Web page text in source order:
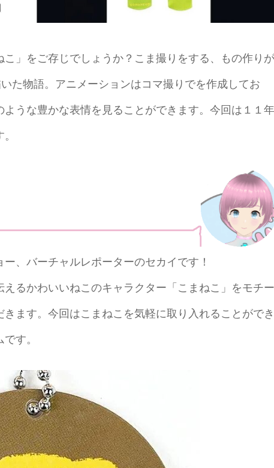
」をご存じでしょうか？こま撮りをする、もの作りが
た物語。アニメーションはコマ撮りでを作成してお
うな豊かな表情を見ることができます。今回は１１年
、バーチャルレポーターのセカイです！
るかわいいねこのキャラクター「こまねこ」をモチー
ます。今回はこまねこを気軽に取り入れることができ
す。